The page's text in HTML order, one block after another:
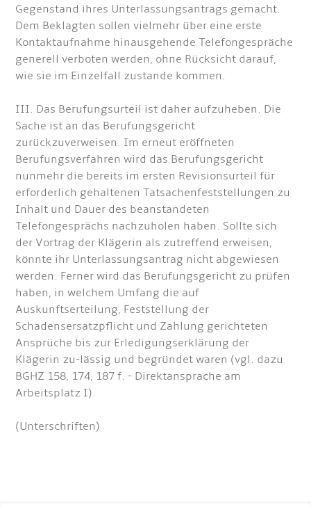
Gegenstand ihres Unterlassungsantrags gemacht.
Dem Beklagten sollen vielmehr über eine erste
Kontaktaufnahme hinausgehende Telefongespräche
generell verboten werden, ohne Rücksicht darauf,
wie sie im Einzelfall zustande kommen.
III. Das Berufungsurteil ist daher aufzuheben. Die
Sache ist an das Berufungsgericht
zurückzuverweisen. Im erneut eröffneten
Berufungsverfahren wird das Berufungsgericht
nunmehr die bereits im ersten Revisionsurteil für
erforderlich gehaltenen Tatsachenfeststellungen zu
Inhalt und Dauer des beanstandeten
Telefongesprächs nachzuholen haben. Sollte sich
der Vortrag der Klägerin als zutreffend erweisen,
könnte ihr Unterlassungsantrag nicht abgewiesen
werden. Ferner wird das Berufungsgericht zu prüfen
haben, in welchem Umfang die auf
Auskunftserteilung, Feststellung der
Schadensersatzpflicht und Zahlung gerichteten
Ansprüche bis zur Erledigungserklärung der
Klägerin zu-lässig und begründet waren (vgl. dazu
BGHZ 158, 174, 187 f. - Direktansprache am
Arbeitsplatz I).
(Unterschriften)